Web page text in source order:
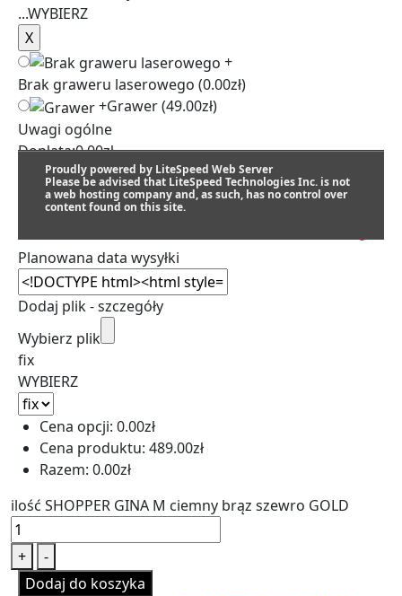
...WYBIERZ
+
Brak graweru laserowego (0.00zł)
+Grawer(49.00zł)
Uwagi ogólne
Dopłata:0.00zł
Proudly powered by LiteSpeed Web Server
Please be advised that LiteSpeed Technologies Inc. is not
a web hosting company and, as such, has no control over
content found on this site.
Planowana data wysyłki
Dodaj plik - szczegóły
Wybierz plik
fix
WYBIERZ
Cena opcji: 0.00zł
Cena produktu: 489.00zł
Razem: 0.00zł
ilość SHOPPER GINA M ciemny brąz szewro GOLD
+
-
Dodaj do koszyka